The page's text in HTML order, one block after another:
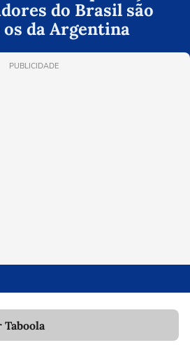
do Brasil são
da Argentina
PUBLICIDADE